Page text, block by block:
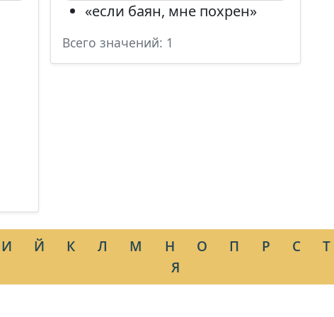
«если баян, мне похрен»
Всего значений: 1
И Й К Л М Н О П Р С Т
Я